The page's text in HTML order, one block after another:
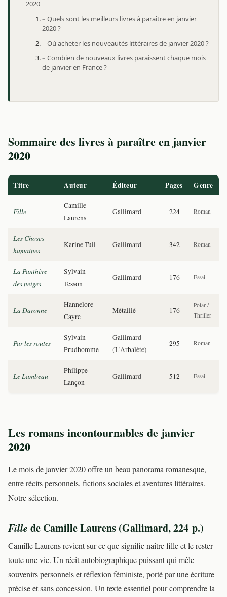
2020
Quels sont les meilleurs livres à paraître en janvier
2020 ?
Où acheter les nouveautés littéraires de janvier 2020 ?
Combien de nouveaux livres paraissent chaque mois
de janvier en France ?
Sommaire des livres à paraître en janvier
2020
Titre Auteur Éditeur Pages Genre
Fille
Camille
Laurens
Gallimard 224 Roman
Les Choses
humaines
Karine Tuil Gallimard 342 Roman
La Panthère
des neiges
Sylvain
Tesson
Gallimard 176 Essai
La Daronne
Hannelore
Cayre
Métailié 176
Polar /
Thriller
Par les routes
Sylvain
Prudhomme
Gallimard
(L'Arbalète)
295 Roman
Le Lambeau
Philippe
Lançon
Gallimard 512 Essai
Les romans incontournables de janvier
2020
Le mois de janvier 2020 offre un beau panorama romanesque,
entre récits personnels, fictions sociales et aventures littéraires.
Notre sélection.
Fille de Camille Laurens (Gallimard, 224 p.)
Camille Laurens revient sur ce que signifie naître fille et le rester
toute une vie. Un récit autobiographique puissant qui mêle
souvenirs personnels et réflexion féministe, porté par une écriture
précise et sans concession. Un texte essentiel pour comprendre la